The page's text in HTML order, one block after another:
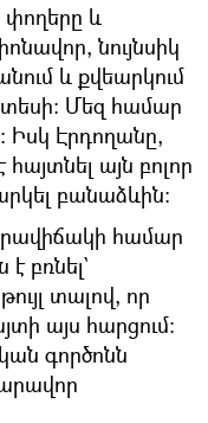
փողերը և
նույնսիկ
և քվեարկում
Մեզ համար
Իսկ Էրդողանը,
այն բոլոր
բանաձևին։
համար
բռնել`
տալով, որ
այս հարցում։
գործոնն